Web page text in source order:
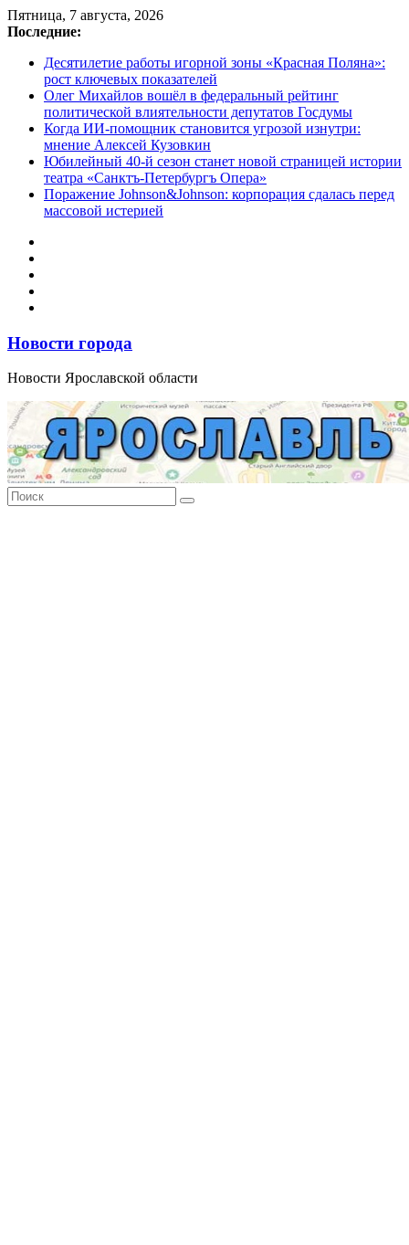
Перейти
к
Пятница, 7 августа, 2026
Последние:
Десятилетие работы игорной зоны «Красная Поляна»:
рост ключевых показателей
Олег Михайлов вошёл в федеральный рейтинг
политической влиятельности депутатов Госдумы
Когда ИИ-помощник становится угрозой изнутри:
мнение Алексей Кузовкин
Юбилейный 40-й сезон станет новой страницей истории
театра «Санктъ-Петербургъ Опера»
Поражение Johnson&Johnson: корпорация сдалась перед
массовой истерией
Новости города
Новости Ярославской области